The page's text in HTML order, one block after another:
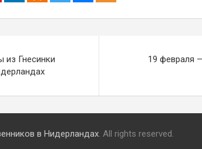
из Гнесинки
19 февраля
в Нидерландах. All rights reserved.